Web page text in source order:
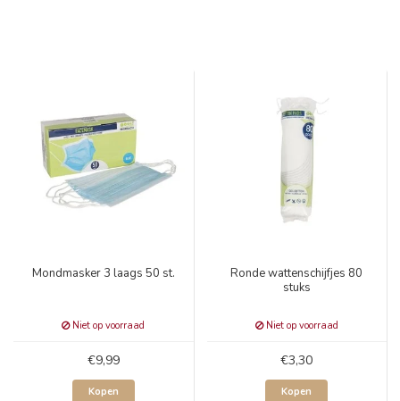
Mondmasker 3 laags 50 st.
Niet op voorraad
€9,99
Kopen
Ronde wattenschijfjes 80
stuks
Niet op voorraad
€3,30
Kopen